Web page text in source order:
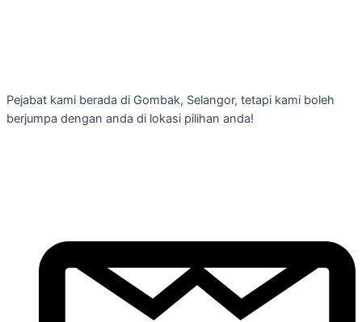
Pejabat kami berada di Gombak, Selangor, tetapi kami boleh
berjumpa dengan anda di lokasi pilihan anda!